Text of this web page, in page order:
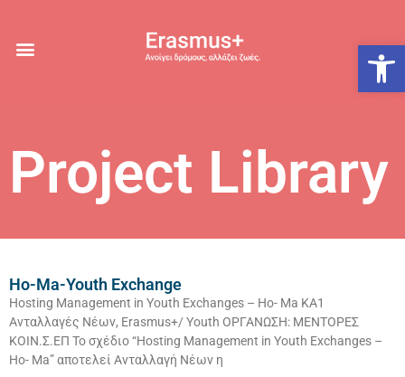
Project Library
Ho-Ma-Youth Exchange
Hosting Management in Youth Exchanges – Ho- Ma ΚΑ1
Ανταλλαγές Νέων, Erasmus+/ Youth ΟΡΓΑΝΩΣΗ: ΜΕΝΤΟΡΕΣ
ΚΟΙΝ.Σ.ΕΠ Το σχέδιο “Hosting Management in Youth Exchanges –
Ho- Ma” αποτελεί Ανταλλαγή Νέων η